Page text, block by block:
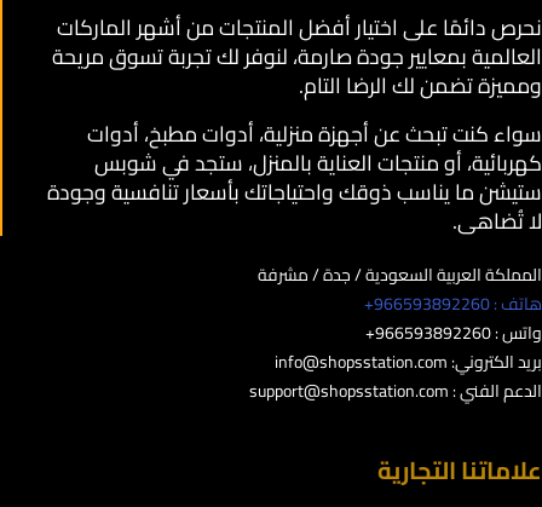
نحرص دائمًا على اختيار أفضل المنتجات من أشهر الماركات
العالمية بمعايير جودة صارمة، لنوفر لك تجربة تسوق مريحة
ومميزة تضمن لك الرضا التام.
سواء كنت تبحث عن أجهزة منزلية، أدوات مطبخ، أدوات
كهربائية، أو منتجات العناية بالمنزل، ستجد في شوبس
ستيشن ما يناسب ذوقك واحتياجاتك بأسعار تنافسية وجودة
لا تُضاهى.
المملكة العربية السعودية / جدة / مشرفة
هاتف : 966593892260+
واتس : 966593892260+
بريد الكتروني:info@shopsstation.com
الدعم الفني :support@shopsstation.com
علاماتنا التجارية